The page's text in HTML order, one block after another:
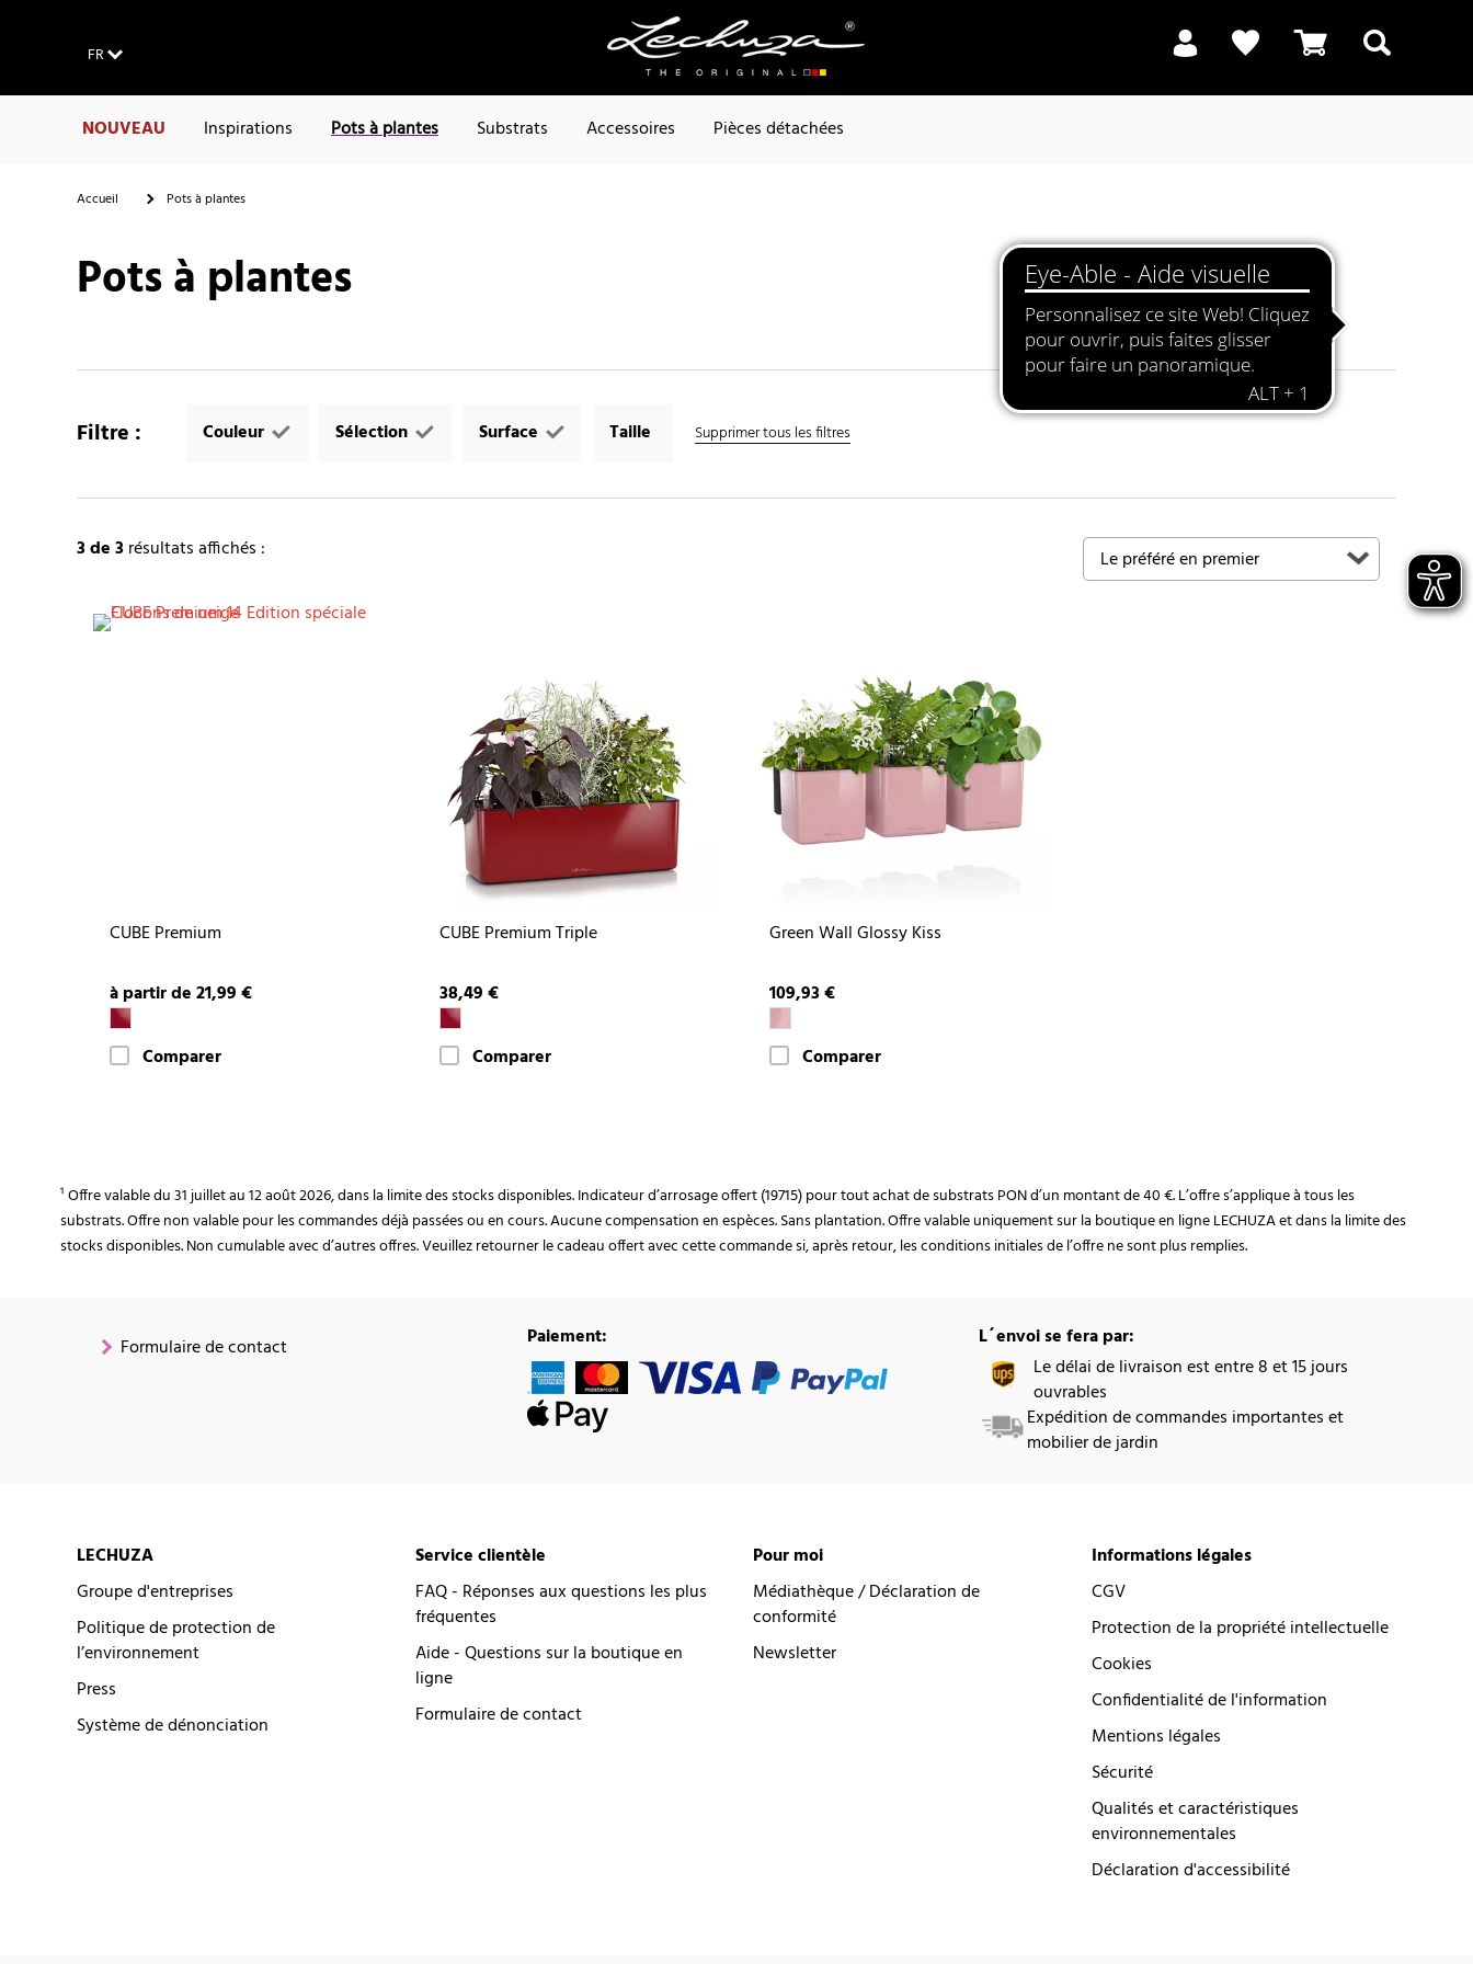
FR
NOUVEAU Inspirations Pots à plantes Substrats Accessoires Pièces détachées
Accueil Pots à plantes
Pots à plantes
Filtre : Couleur Sélection Surface Taille Supprimer tous les filtres
3de 3résultats affichés :
CUBE Premium
à partir de 21,99 €
Comparer
CUBE Premium Triple
38,49 €
Comparer
Green Wall Glossy Kiss
109,93 €
Comparer
¹ Offre valable du 31 juillet au 12 août 2026, dans la limite des stocks disponibles. Indicateur d’arrosage offert (19715) pour tout achat de substrats PON d’un montant de 40 €. L’offre s’applique à tous les
substrats. Offre non valable pour les commandes déjà passées ou en cours. Aucune compensation en espèces. Sans plantation. Offre valable uniquement sur la boutique en ligne LECHUZA et dans la limite des
stocks disponibles. Non cumulable avec d’autres offres. Veuillez retourner le cadeau offert avec cette commande si, après retour, les conditions initiales de l’offre ne sont plus remplies.
Formulaire de contact Paiement:
L´envoi se fera par:
Le délai de livraison est entre 8 et 15 jours
ouvrables
Expédition de commandes importantes et
mobilier de jardin
LECHUZA
Groupe d'entreprises
Politique de protection de
l’environnement
Press
Système de dénonciation
Service clientèle
FAQ - Réponses aux questions les plus
fréquentes
Aide - Questions sur la boutique en
ligne
Formulaire de contact
Pour moi
Médiathèque / Déclaration de
conformité
Newsletter
Informations légales
CGV
Protection de la propriété intellectuelle
Cookies
Confidentialité de l'information
Mentions légales
Sécurité
Qualités et caractéristiques
environnementales
Déclaration d'accessibilité